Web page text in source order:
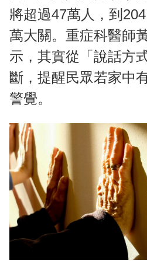
將超過47萬人，到
萬大關。重症科醫師
示，其實從「說話方
斷，提醒民眾若家中
警覺。